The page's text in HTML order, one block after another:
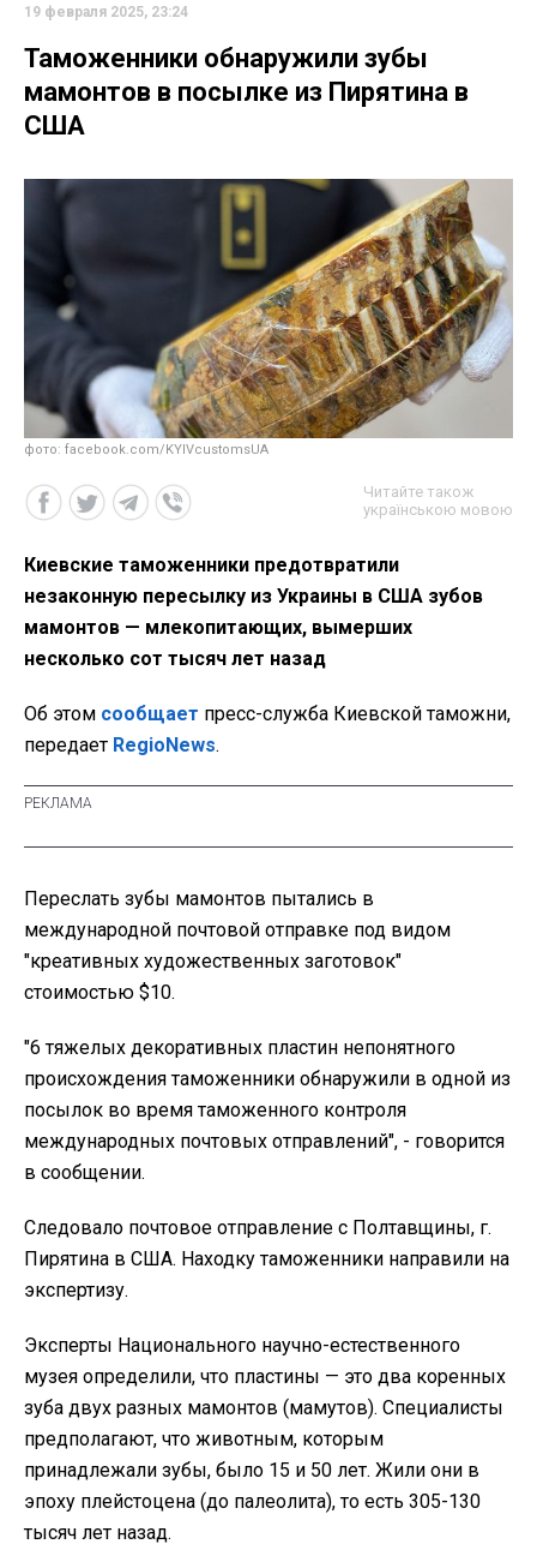
19 февраля 2025, 23:24
Таможенники обнаружили зубы
мамонтов в посылке из Пирятина в
США
фото: facebook.com/KYIVcustomsUA
Читайте також
українською мовою
Киевские таможенники предотвратили
незаконную пересылку из Украины в США зубов
мамонтов — млекопитающих, вымерших
несколько сот тысяч лет назад
Об этом сообщает пресс-служба Киевской таможни,
передает RegioNews.
Переслать зубы мамонтов пытались в
международной почтовой отправке под видом
"креативных художественных заготовок"
стоимостью $10.
"6 тяжелых декоративных пластин непонятного
происхождения таможенники обнаружили в одной из
посылок во время таможенного контроля
международных почтовых отправлений", - говорится
в сообщении.
Следовало почтовое отправление с Полтавщины, г.
Пирятина в США. Находку таможенники направили на
экспертизу.
Эксперты Национального научно-естественного
музея определили, что пластины — это два коренных
зуба двух разных мамонтов (мамутов). Специалисты
предполагают, что животным, которым
принадлежали зубы, было 15 и 50 лет. Жили они в
эпоху плейстоцена (до палеолита), то есть 305-130
тысяч лет назад.